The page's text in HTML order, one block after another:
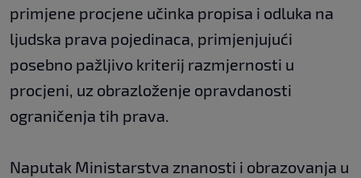
primjene procjene učinka propisa i odluka na
ljudska prava pojedinaca, primjenjujući
posebno pažljivo kriterij razmjernosti u
procjeni, uz obrazloženje opravdanosti
ograničenja tih prava.
Naputak Ministarstva znanosti i obrazovanja u